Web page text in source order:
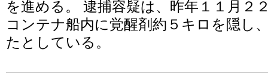
を進める。 逮捕容疑は、昨年１１月２
コンテナ船内に覚醒剤約５キロを隠し
たとしている。